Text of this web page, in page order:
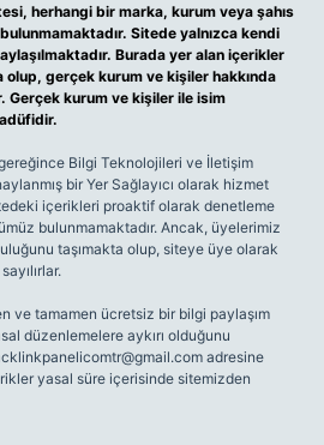
herhangi bir marka, kurum veya şahıs
Sitede yalnızca kendi
Burada yer alan içerikler
gerçek kurum ve kişiler hakkında
Gerçek kurum ve kişiler ile isim
Bilgi Teknolojileri ve İletişim
bir Yer Sağlayıcı olarak hizmet
içerikleri proaktif olarak denetleme
bulunmamaktadır. Ancak, üyelerimiz
taşımakta olup, siteye üye olarak
ve tamamen ücretsiz bir bilgi paylaşım
düzenlemelere aykırı olduğunu
adresine
yasal süre içerisinde sitemizden